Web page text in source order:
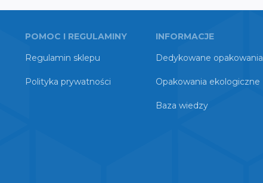
POMOC I REGULAMINY
Regulamin sklepu
Polityka prywatności
INFORMACJE
Dedykowane opakowania
Opakowania ekologiczne
Baza wiedzy